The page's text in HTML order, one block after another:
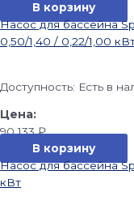
В корзину
Насос для бассейна
0,50/1,40 / 0,22/1,00
Доступность: Есть в
90 133₽
В корзину
Насос для бассейна
кВт